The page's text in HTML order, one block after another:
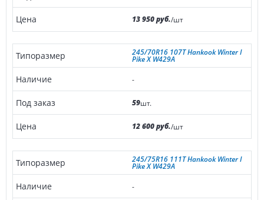
13 950 руб./шт
245/70R16 107T Hankook Winter I
Pike X W429A
-
59шт.
12 600 руб./шт
245/75R16 111T Hankook Winter I
Pike X W429A
-